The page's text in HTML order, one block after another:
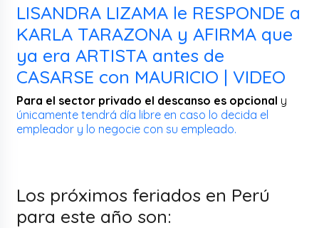
LISANDRA LIZAMA le RESPONDE a
KARLA TARAZONA y AFIRMA que
ya era ARTISTA antes de
CASARSE con MAURICIO | VIDEO
Para el sector privado el descanso es opcional y
únicamente tendrá día libre en caso lo decida el
empleador y lo negocie con su empleado.
Los próximos feriados en Perú
para este año son: